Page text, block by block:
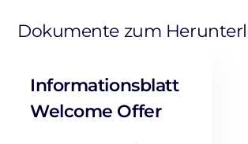
Dokumente zum
Informationsblatt
Welcome Offer